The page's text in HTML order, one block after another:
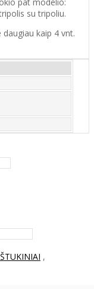
pat modelio:
su tripoliu.
kaip 4 vnt.
,